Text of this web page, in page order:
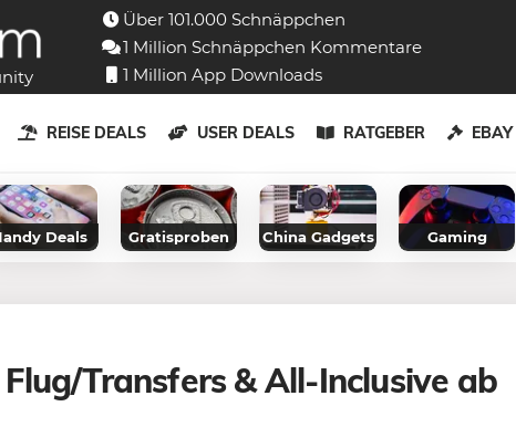
Über 101.000 Schnäppchen
1 Million Schnäppchen Kommentare
1 Million App Downloads
REISE DEALS USER DEALS RATGEBER
Deals Gratisproben China Gadgets Gaming
Transfers & All-Inclusive ab